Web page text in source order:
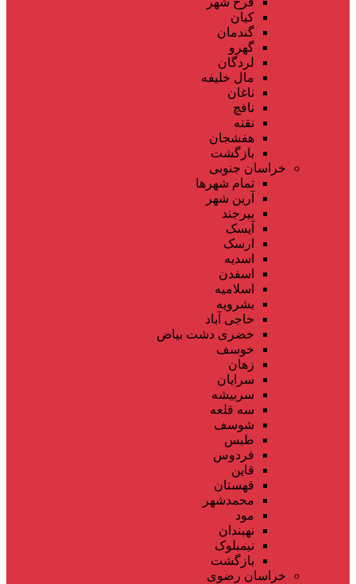
کیان
گندمان
گهرو
لردگان
مال خلیفه
ناغان
نافچ
نقنه
هفشجان
بازگشت
خراسان جنوبی
تمام شهر‌ها
آرین شهر
بیرجند
آیسک
ارسک
اسدیه
اسفدن
اسلامیه
بشرویه
حاجی آباد
خضری دشت بیاض
خوسف
زهان
سرایان
سربیشه
سه قلعه
شوسف
طبس
فردوس
قاین
قهستان
محمدشهر
مود
نهبندان
نیمبلوک
بازگشت
خراسان رضوی